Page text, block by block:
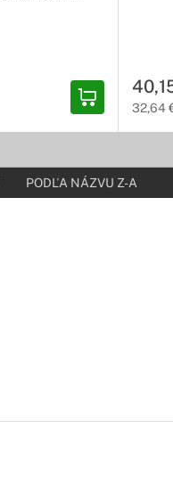
32,64
PODĽA NÁZVU Z-A